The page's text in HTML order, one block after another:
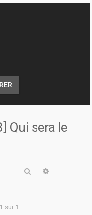
h
Qui sera le
Rechercher
1 sur 1